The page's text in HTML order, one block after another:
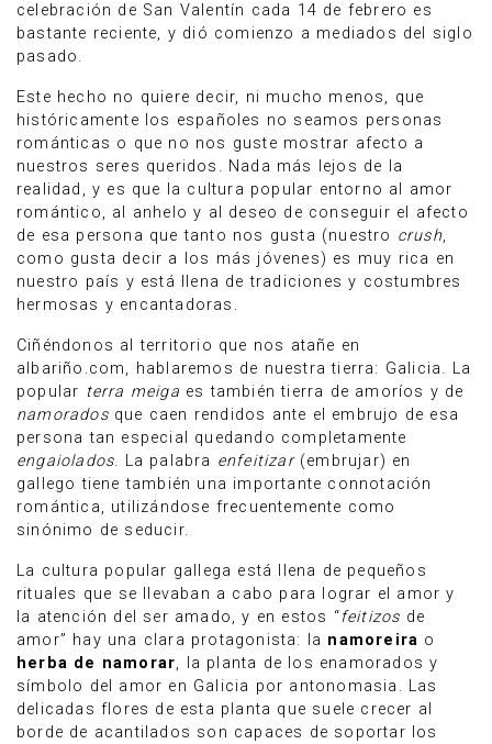
Anúnciate
celebración de San Valentín cada 14 de febrero es
bastante reciente, y dió comienzo a mediados del siglo
pasado.
Este hecho no quiere decir, ni mucho menos, que
históricamente los españoles no seamos personas
románticas o que no nos guste mostrar afecto a
nuestros seres queridos. Nada más lejos de la
realidad, y es que la cultura popular entorno al amor
romántico, al anhelo y al deseo de conseguir el afecto
de esa persona que tanto nos gusta (nuestro crush,
como gusta decir a los más jóvenes) es muy rica en
nuestro país y está llena de tradiciones y costumbres
hermosas y encantadoras.
Ciñéndonos al territorio que nos atañe en
albariño.com, hablaremos de nuestra tierra: Galicia. La
popular terra meiga es también tierra de amoríos y de
namoradosque caen rendidos ante el embrujo de esa
persona tan especial quedando completamente
engaiolados. La palabra enfeitizar(embrujar) en
gallego tiene también una importante connotación
romántica, utilizándose frecuentemente como
sinónimo de seducir.
La cultura popular gallega está llena de pequeños
rituales que se llevaban a cabo para lograr el amor y
la atención del ser amado, y en estos “feitizos de
amor” hay una clara protagonista: la namoreira o
herba de namorar, la planta de los enamorados y
símbolo del amor en Galicia por antonomasia. Las
delicadas flores de esta planta que suele crecer al
borde de acantilados son capaces de soportar los